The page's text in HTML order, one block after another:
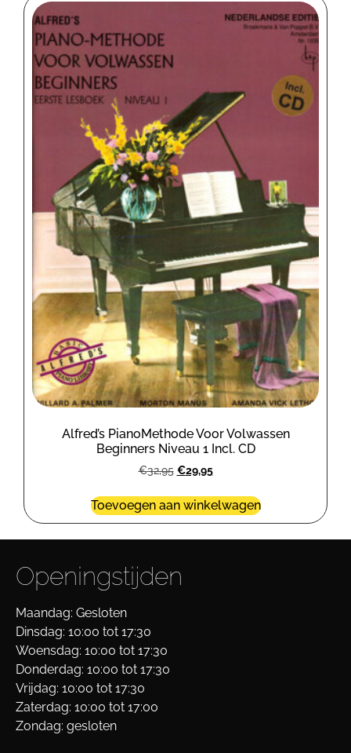
Alfred’s PianoMethode Voor Volwassen
Beginners Niveau 1 Incl. CD
€32,95 €29,95
Toevoegen aan winkelwagen
Openingstijden
Maandag: Gesloten
Dinsdag: 10:00 tot 17:30
Woensdag: 10:00 tot 17:30
Donderdag: 10:00 tot 17:30
Vrijdag: 10:00 tot 17:30
Zaterdag: 10:00 tot 17:00
Zondag: gesloten